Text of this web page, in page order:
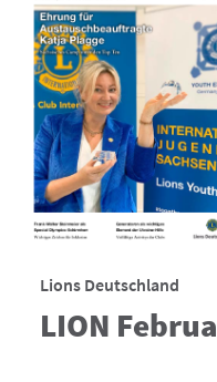
Lions Deutschland
LION